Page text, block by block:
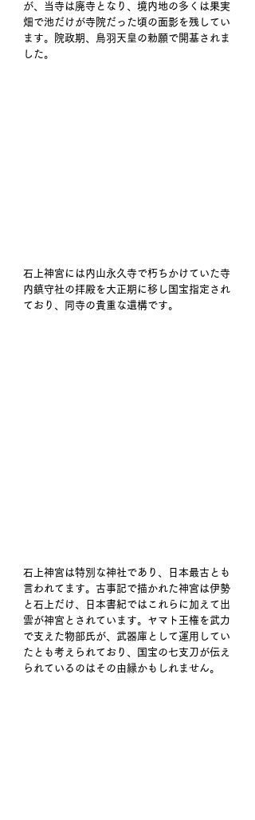
が、当寺は廃寺となり、境内地の多くは果実
畑で池だけが寺院だった頃の面影を残してい
ます。院政期、鳥羽天皇の勅願で開基されま
した。
石上神宮には内山永久寺で朽ちかけていた寺
内鎮守社の拝殿を大正期に移し国宝指定され
ており、同寺の貴重な遺構です。
石上神宮は特別な神社であり、日本最古とも
言われてます。古事記で描かれた神宮は伊勢
と石上だけ、日本書紀ではこれらに加えて出
雲が神宮とされています。ヤマト王権を武力
で支えた物部氏が、武器庫として運用してい
たとも考えられており、国宝の七支刀が伝え
られているのはその由縁かもしれません。